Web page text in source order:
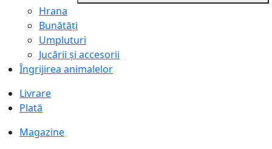
Hrana
Bunătăți
Umpluturi
Jucării și accesorii
Îngrijirea animalelor
Livrare
Plată
Magazine